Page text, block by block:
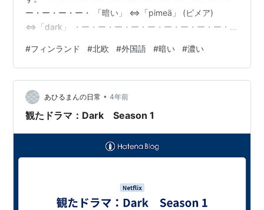
ー・ー・ー・ー・ 「暗い」 ⇔「pimeä」 (ピメア)
⇔「dark」 ・ー・ー・ー・ー・ー・ー・ー・ー・ー・
す。」 ⇔「Tämä huone on pimeä.」 (タマ フオネ オン
ピメア) ⇔「This room is dark.」 ・ー・ー・ー・ー・
ー・ー・ー・ー・ー・ー・ー・ー・ー・ー・ー・ 「濃
い」 ⇔「tumma」 (トゥンマ) ⇔「dark」 ・ー・ー・
ー・ー・ー・ー・ー…
#フィンランド #北欧 #外国語 #暗い #濃い
あひるまんの日常 • 4年前
観たドラマ：Dark Season 1